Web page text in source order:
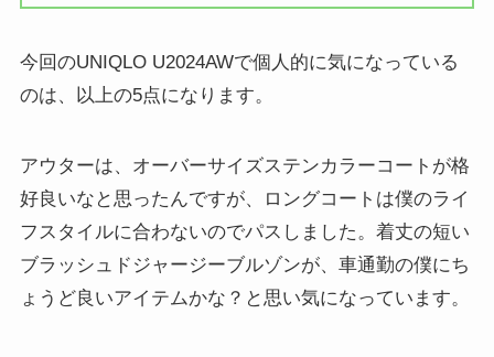
今回のUNIQLO U2024AWで個人的に気になっている
のは、以上の5点になります。
アウターは、オーバーサイズステンカラーコートが格
好良いなと思ったんですが、ロングコートは僕のライ
フスタイルに合わないのでパスしました。着丈の短い
ブラッシュドジャージーブルゾンが、車通勤の僕にち
ょうど良いアイテムかな？と思い気になっています。